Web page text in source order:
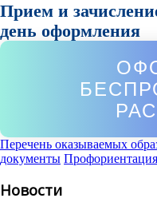
Прием и
день оформления
Перечень оказываемых
документы Профориентация
Новости